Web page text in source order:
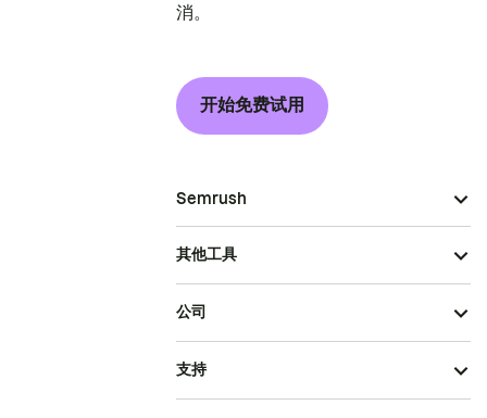
消。
开始免费试用
Semrush
其他工具
公司
支持